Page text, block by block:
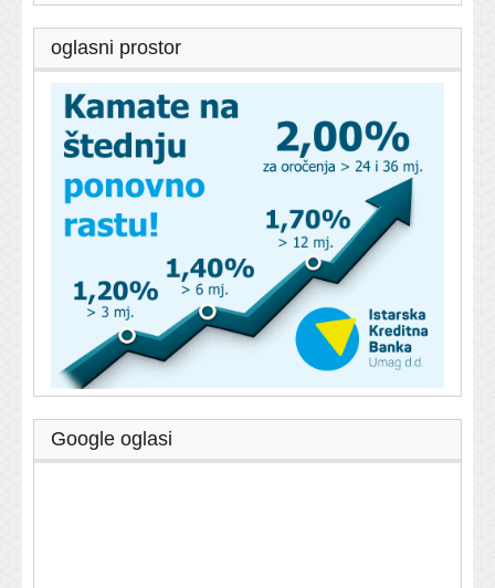
oglasni prostor
Google oglasi